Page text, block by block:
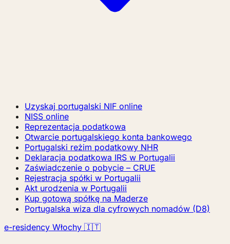
Uzyskaj portugalski NIF online
NISS online
Reprezentacja podatkowa
Otwarcie portugalskiego konta bankowego
Portugalski reżim podatkowy NHR
Deklaracja podatkowa IRS w Portugalii
Zaświadczenie o pobycie – CRUE
Rejestracja spółki w Portugalii
Akt urodzenia w Portugalii
Kup gotową spółkę na Maderze
Portugalska wiza dla cyfrowych nomadów (D8)
e-residency Włochy 🇮🇹